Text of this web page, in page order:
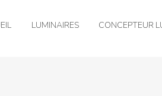
LUMINAIRES CONCEPTEUR